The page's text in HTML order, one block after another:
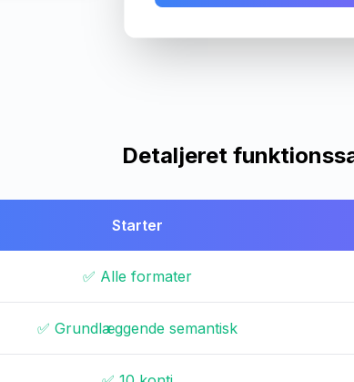
Detaljeret
Starter
✅ Alle formater
✅ Grundlæggende semantisk